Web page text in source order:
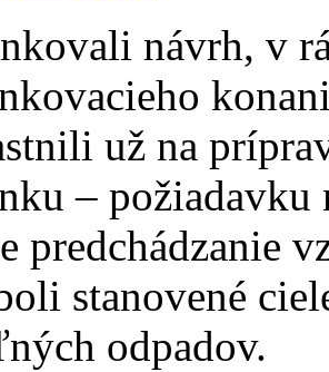
návrh, v
už na
– požiadavku
predchádzanie
stanovené
odpadov.